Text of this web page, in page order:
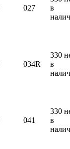
027
в
034R
330
в
041
330
в